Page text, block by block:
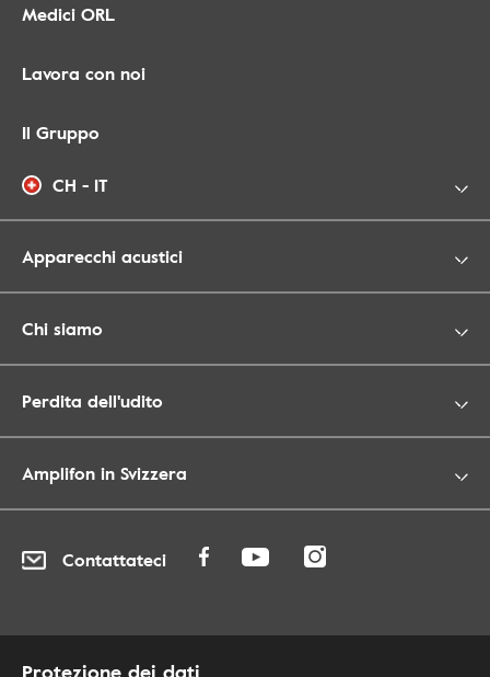
Medici ORL
Lavora con noi
Il Gruppo
CH - IT
Apparecchi acustici
Chi siamo
Perdita dell'udito
Amplifon in Svizzera
Contattateci